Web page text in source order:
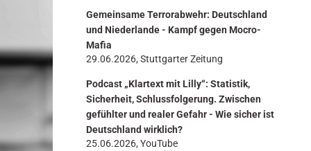
Gemeinsame Terrorabwehr: Deutschland
und Niederlande - Kampf gegen Mocro-
Mafia
29.06.2026, Stuttgarter Zeitung
Podcast „Klartext mit Lilly“: Statistik,
Sicherheit, Schlussfolgerung. Zwischen
gefühlter und realer Gefahr - Wie sicher ist
Deutschland wirklich?
25.06.2026, YouTube